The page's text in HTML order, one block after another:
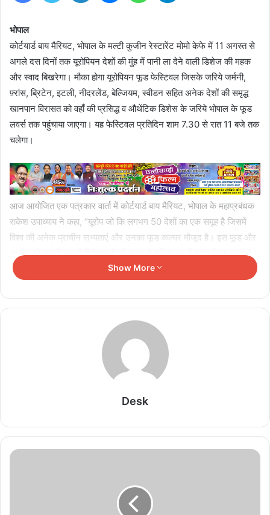
भोपाल
कोर्टयार्ड बाय मैरियट, भोपाल के मल्टी कुजीन रेस्टारेंट मोमो केफे में 11 अगस्त से
अगले दस दिनों तक यूरोपियन देशों की मुंह में पानी ला देने वाली डिशेज की महक
और स्वाद बिखरेगा। मौका होगा यूरोपियन फूड फेस्टिवल जिसके जरिये जर्मनी,
फ़्रांस, ब्रिटेन, इटली, नीदरलेंड, बेल्जियम, स्वीडन सहित अनेक देशों की समृद्ध
खानपान विरासत को वहाँ की प्रसिद्ध व औथेंटिक डिशेस के जरिये भोपाल के फूड
लवर्स तक पहुंचाया जाएगा। यह फेस्टिवल प्रतिदिन शाम 7.30 से रात 11 बजे तक
चलेगा।
आज आयोजित एक पत्रकार वार्ता में कोर्टयार्ड बाय मैरियट, भोपाल के महाप्रबंधक
राकेश उपाध्याय ने कहा, “यूरोप जो कि लगभग 50 देशों का एक समूह है जिसमें
विश्व की अनेक प्राचीन सभ्यताएं और उनका फूड कल्चर मौजूद है। इस फूड और
कल्चर को अपनी अनूठी विशेषताओं की वजह से दुनिया भर में पसंद किया जाता है।
इस फूड फेस्टिवल के जरिये हम यूरोप के फूड और स्थानीय कल्चर को
दिनों के दौरान भोपाल के फूड लवर्स हमारे साथ स्वाद से भरी यूरोप यात्रा पर रहेंगे।
इस यात्रा में उन्हें हर दिन अलग अलग देशों के स्वादिष्ट व्यंजन मोमो केफे में चखने
को मिलेंगे। इन स्वादिष्ट व्यंजनों में अलग अलग देशों से मंगाए गए मसलों से बने
स्वादिष्ट स्पैनिश पेएला, ग्रीक मौसाका, जर्मन सॉसेज, स्विस फोंड्यू के साथ साथ
Related Articles
August 8, 2026
Show More
Desk